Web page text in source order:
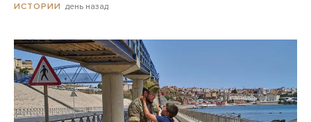
ИСТОРИИ день назад